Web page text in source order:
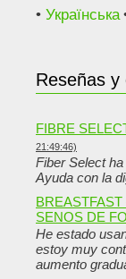
Українська
Reseñas y
FIBRE
21:49:46)
Fiber Select
Ayuda con la
SENOS DE
He estado
estoy muy
aumento